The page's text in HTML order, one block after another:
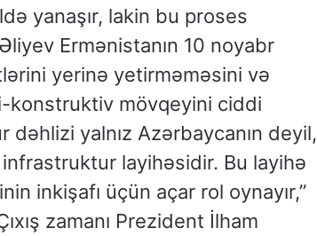
yanaşır, lakin bu proses
Ermənistanın 10 noyabr
yerinə yetirməməsini və
konstruktiv mövqeyini ciddi
yalnız Azərbaycanın deyil,
layihəsidir. Bu layihə
inkişafı üçün açar rol oynayır,”
zamanı Prezident İlham